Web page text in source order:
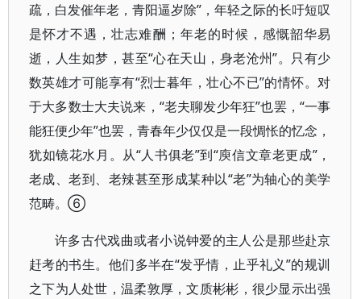
疏，白发催年老，青阳逼岁除”，年轻之际的长吁短叹
是怀才不遇，壮志难酬；年老的时候，感慨韶华易
逝，人生如梦，甚至“心在天山，身老沧州”。只有少
数英雄才可能享有“烈士暮年，壮心不已”的情怀。对
于大多数士大夫说来，“老夫聊发少年狂”也罢，“一事
能狂便少年”也罢，青春年少仅仅是一段惆怅的忆念，
犹如镜花水月。从“人书俱老”到“庾信文章老更成”，
老成、老到、老辣甚至形成某种以“老”为轴心的美学
范畴。⑥
许多古代戏曲或者小说钟爱的主人公是那些赴京
赶考的书生。他们多半在“发乎情，止乎礼义”的规训
之下为人处世，温柔敦厚，文质彬彬，很少显示出强